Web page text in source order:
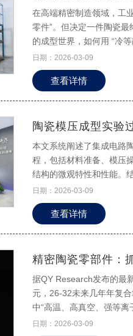
在高端精密制造领域，工
零件”。但决定一件陶瓷
的成型世界，如何用 “冷
日期：2026-03-09
查看详情
陶瓷模压成型实验
本文系统阐述了集成电路
程，包括材料准备、模压
结构的微观特性和性能。
了密度、孔隙率和机械强
（如成本控制），并展望
路领域的重要性。
日期：2026-03-09
查看详情
精密陶瓷零部件：
据QY Research发布的最
元，26-32未来几年年复
中“高温、高真空、强等离
日期：2026-03-09